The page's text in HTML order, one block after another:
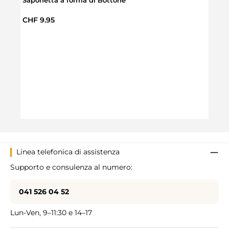
Prezzo normale:
CHF 9.95
Linea telefonica di assistenza
Supporto e consulenza al numero:
041 526 04 52
Lun-Ven, 9–11:30 e 14–17